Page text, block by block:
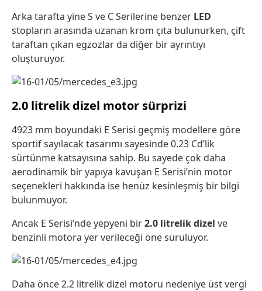
Arka tarafta yine S ve C Serilerine benzer LED
stopların arasında uzanan krom çıta bulunurken, çift
taraftan çıkan egzozlar da diğer bir ayrıntıyı
oluşturuyor.
2.0 litrelik dizel motor sürprizi
4923 mm boyundaki E Serisi geçmiş modellere göre
sportif sayılacak tasarımı sayesinde 0.23 Cd’lik
sürtünme katsayısına sahip. Bu sayede çok daha
aerodinamik bir yapıya kavuşan E Serisi’nin motor
seçenekleri hakkında ise henüz kesinleşmiş bir bilgi
bulunmuyor.
Ancak E Serisi’nde yepyeni bir2.0 litrelik dizel ve
benzinli motora yer verileceği öne sürülüyor.
Daha önce 2.2 litrelik dizel motoru nedeniye üst vergi